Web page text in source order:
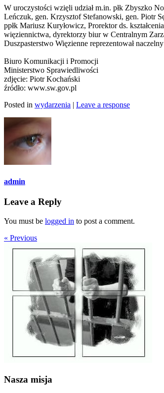
W uroczystości wzięli udział m.in. płk Zbyszko
Leńczuk, gen. Krzysztof Stefanowski, gen. Piotr
ppłk Mariusz Kuryłowicz, Prorektor ds.
więziennictwa, dyrektorzy biur w Centralnym
Duszpasterstwo Więzienne reprezentował
Biuro Komunikacji i Promocji
Ministerstwo Sprawiedliwości
zdjęcie: Piotr Kochański
źródło: www.sw.gov.pl
Posted in wydarzenia | Leave a response
admin
Leave a Reply
You must be logged in to post a comment.
« Previous
Nasza misja